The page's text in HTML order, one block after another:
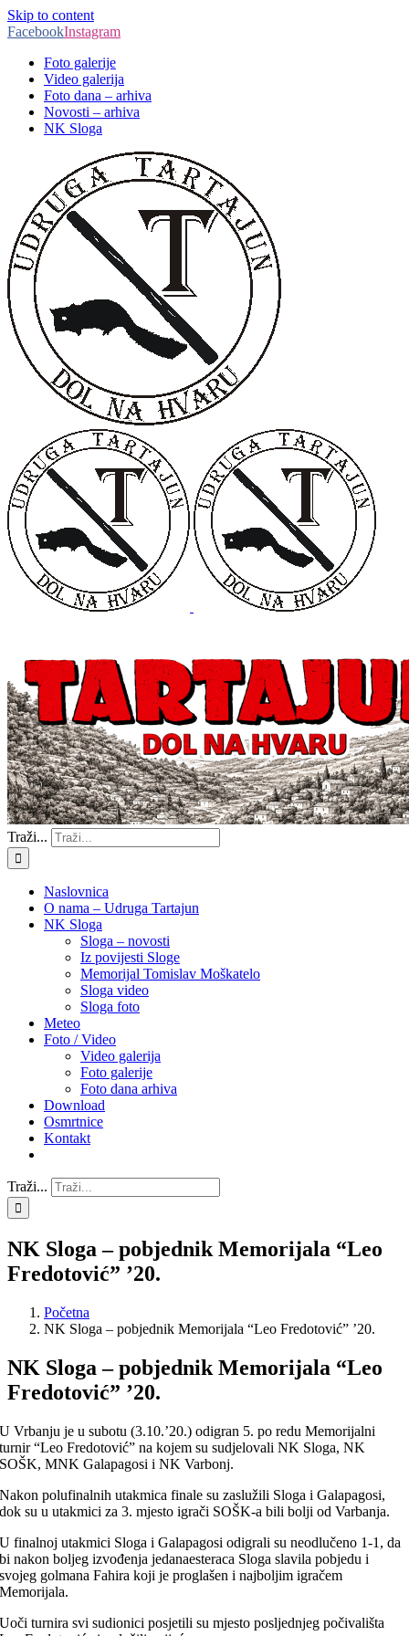
Skip to content
FacebookInstagram
Foto galerije
Video galerija
Foto dana – arhiva
Novosti – arhiva
NK Sloga
Traži...
Naslovnica
O nama – Udruga Tartajun
NK Sloga
Sloga – novosti
Iz povijesti Sloge
Memorijal Tomislav Moškatelo
Sloga video
Sloga foto
Meteo
Foto / Video
Video galerija
Foto galerije
Foto dana arhiva
Download
Osmrtnice
Kontakt
Traži...
NK Sloga – pobjednik Memorijala “Leo
Fredotović” ’20.
Početna
NK Sloga – pobjednik Memorijala “Leo Fredotović” ’20.
NK Sloga – pobjednik Memorijala “Leo
Fredotović” ’20.
U Vrbanju je u subotu (3.10.’20.) odigran 5. po redu Memorijalni
turnir “Leo Fredotović” na kojem su sudjelovali NK Sloga, NK
SOŠK, MNK Galapagosi i NK Varbonj.
Nakon polufinalnih utakmica finale su zaslužili Sloga i Galapagosi,
dok su u utakmici za 3. mjesto igrači SOŠK-a bili bolji od Varbanja.
U finalnoj utakmici Sloga i Galapagosi odigrali su neodlučeno 1-1, da
bi nakon boljeg izvođenja jedanaesteraca Sloga slavila pobjedu i
svojeg golmana Fahira koji je proglašen i najboljim igračem
Memorijala.
Uoči turnira svi sudionici posjetili su mjesto posljednjeg počivališta